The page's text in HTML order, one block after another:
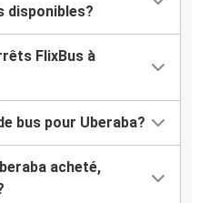
disponibles?
FlixBus à
bus pour Uberaba?
acheté,